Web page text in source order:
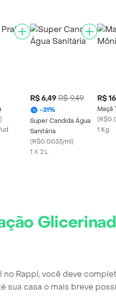
)
R$ 6,49 R$ 9,49
-31%
Super Candida Água
Sanitária
(R$0.0033/ml)
1 X 2 L
R$
Maçã
(
1 Kg
Rappi, você deve
sua casa o mais breve